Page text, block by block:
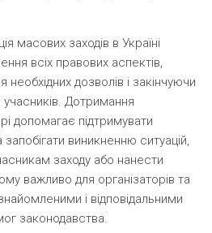
масових заходів в Україні
всіх правових аспектів,
дозволів і закінчуючи
Дотримання
допомагає підтримувати
виникненню ситуацій,
заходу або нанести
важливо для організаторів та
і відповідальними
законодавства.